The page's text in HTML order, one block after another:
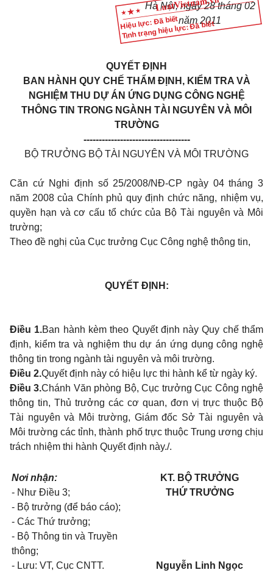
Hiệu lực: Đã biết
Tình trạng hiệu lực: Đã biết
Hà Nội, ngày 28 tháng 02
năm 2011
QUYẾT ĐỊNH
BAN HÀNH QUY CHẾ THẨM ĐỊNH, KIỂM TRA VÀ
NGHIỆM THU DỰ ÁN ỨNG DỤNG CÔNG NGHỆ
THÔNG TIN TRONG NGÀNH TÀI NGUYÊN VÀ MÔI
TRƯỜNG
-----------------------------------
BỘ TRƯỞNG BỘ TÀI NGUYÊN VÀ MÔI TRƯỜNG
Căn cứ Nghi định số 25/2008/NĐ-CP ngày 04 tháng 3
năm 2008 của Chính phủ quy định chức năng, nhiệm vụ,
quyền hạn và cơ cấu tổ chức của Bộ Tài nguyên và Môi
trường;
Theo đề nghị của Cục trưởng Cục Công nghệ thông tin,
QUYẾT ĐỊNH:
Điều 1.Ban hành kèm theo Quyết định này Quy chế thẩm
định, kiểm tra và nghiệm thu dự án ứng dụng công nghệ
thông tin trong ngành tài nguyên và môi trường.
Điều 2.Quyết định này có hiệu lực thi hành kể từ ngày ký.
Điều 3.Chánh Văn phòng Bộ, Cục trưởng Cục Công nghệ
thông tin, Thủ trưởng các cơ quan, đơn vị trực thuộc Bộ
Tài nguyên và Môi trường, Giám đốc Sở Tài nguyên và
Môi trường các tỉnh, thành phố trực thuộc Trung ương chịu
trách nhiệm thi hành Quyết định này./.
Nơi nhận:
- Như Điều 3;
- Bộ trưởng (để báo cáo);
- Các Thứ trưởng;
- Bộ Thông tin và Truyền
thông;
- Lưu: VT, Cục CNTT.
KT. BỘ TRƯỞNG
THỨ TRƯỞNG
Nguyễn Linh Ngọc